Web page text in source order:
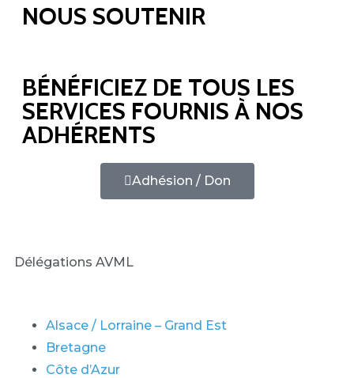
NOUS SOUTENIR
BÉNÉFICIEZ DE TOUS LES
SERVICES FOURNIS À NOS
ADHÉRENTS
Adhésion / Don
Délégations AVML
Alsace / Lorraine – Grand Est
Bretagne
Côte d’Azur